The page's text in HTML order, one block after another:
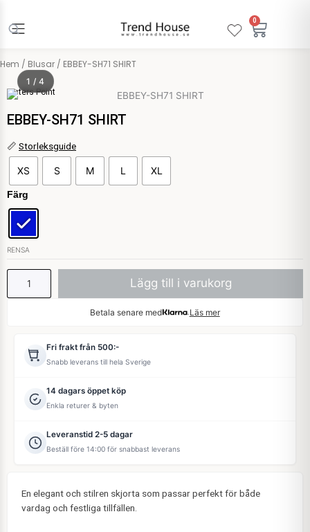
innehåll
0
Hem / Blusar / EBBEY-SH71 SHIRT
Sisters Point
1 / 4
EBBEY-SH71 SHIRT
📏 Storleksguide
XS S M L XL
Färg
RENSA
EBBEY-
SH71
SHIRT
mängd
Lägg till i varukorg
Betala senare med Läs mer
Fri frakt från 500:-
Snabb leverans till hela Sverige
14 dagars öppet köp
Enkla returer & byten
Leveranstid 2-5 dagar
Beställ före 14:00 för snabbast leverans
En elegant och stilren skjorta som passar perfekt för både
vardag och festliga tillfällen.